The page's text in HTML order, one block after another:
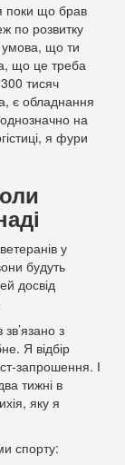
поки що брав
по розвитку
умова, що ти
що це треба
тисяч
є обладнання
на
я фури
у
будуть
досвід
з
Я відбір
запрошення. І
тижні в
яку я
спорту: